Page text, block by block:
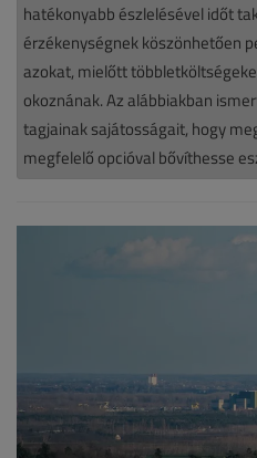
7.
|
támogatott
cikk
hatékonyabb észlelésével időt
érzékenységnek köszönhetően
azokat, mielőtt
okoznának. Az alábbiakban
tagjainak sajátosságait, hogy
megfelelő opcióval bővíthesse